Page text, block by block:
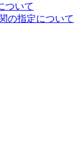
ついて
の指定について